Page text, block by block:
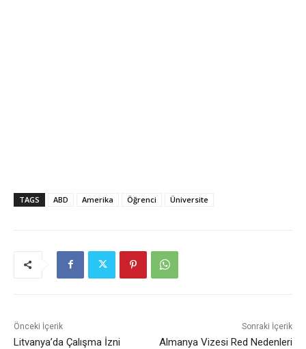
TAGS ABD Amerika Öğrenci Üniversite
Önceki İçerik
Litvanya’da Çalışma İzni
Sonraki İçerik
Almanya Vizesi Red Nedenleri